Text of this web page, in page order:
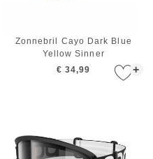
+
Zonnebril Cayo Dark Blue
Yellow Sinner
€ 34,99